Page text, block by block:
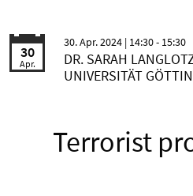
30
Apr.
30. Apr. 2024 | 14:30 - 15:30
DR. SARAH
UNIVERSITÄT
Terrorist